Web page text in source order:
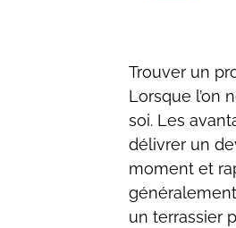
Trouver un
Lorsque l’on
soi. Les
délivrer un
moment et
un terrassier